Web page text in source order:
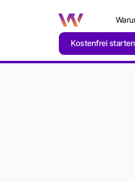
Kostenfrei starten
Home Glossar H